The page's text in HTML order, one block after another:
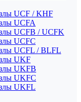
UCF / KHF
UCFA
UCFB / UCFK
UCFC
UCFL / BLFL
UKF
UKFB
UKFC
UKFL